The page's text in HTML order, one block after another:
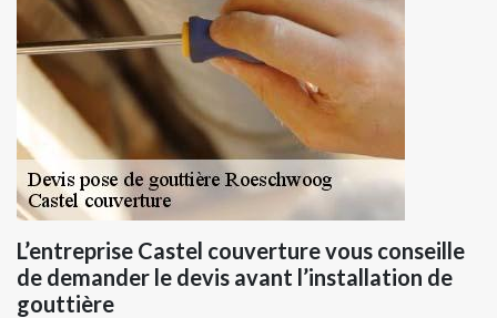
L’entreprise Castel couverture vous conseille
de demander le devis avant l’installation de
gouttière